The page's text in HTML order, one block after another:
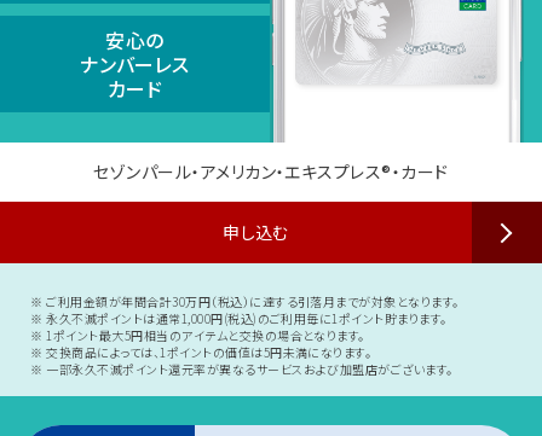
安心の
ナンバーレス
カード
申し込む
セゾンパール・アメリカン・エキスプレス®・カード
ご利用金額が年間合計30万円（税込）に達する引落月までが対象となります。
永久不滅ポイントは通常1,000円(税込)のご利用毎に1ポイント貯まります。
1ポイント最大5円相当のアイテムと交換の場合となります。
交換商品によっては、1ポイントの価値は5円未満になります。
一部永久不滅ポイント還元率が異なるサービスおよび加盟店がございます。